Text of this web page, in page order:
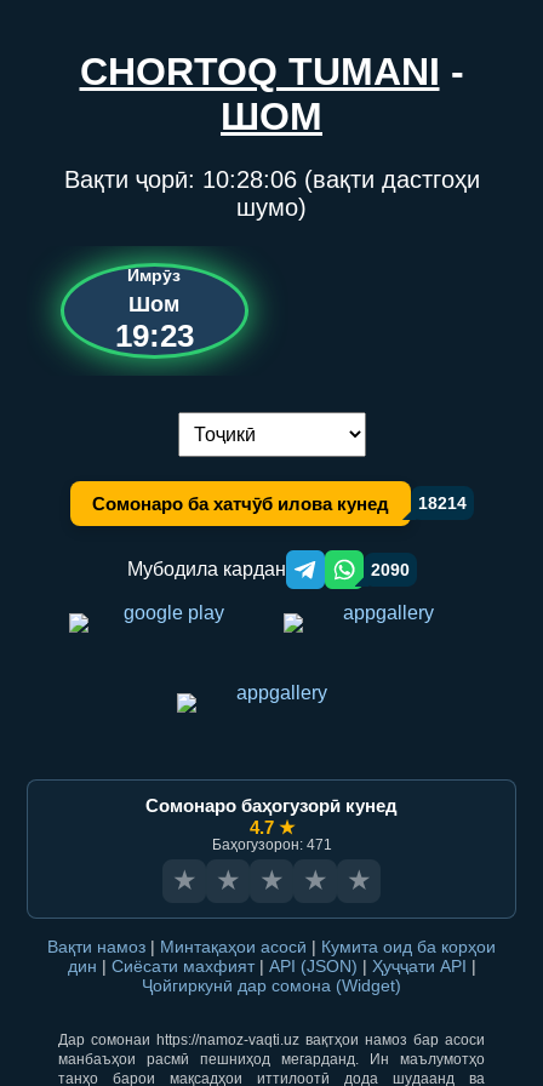
CHORTOQ TUMANI -
ШОМ
Вақти ҷорӣ: 10:28:06(вақти дастгоҳи
шумо)
Имрӯз
Шом
19:23
Иваз кардани забон:
Сомонаро ба хатчӯб илова кунед 18214
Мубодила кардан Telegram orqali ulashish
WhatsApp orqali ulashish
2090
Сомонаро баҳогузорӣ кунед
4.7 ★
Баҳогузорон: 471
★ ★ ★ ★ ★
Вақти намоз | Минтақаҳои асосӣ | Кумита оид ба корҳои
дин | Сиёсати махфият | API (JSON) | Ҳуҷҷати API |
Ҷойгиркунӣ дар сомона (Widget)
Дар сомонаи https://namoz-vaqti.uz вақтҳои намоз бар асоси
манбаъҳои расмӣ пешниҳод мегарданд. Ин маълумотҳо
танҳо барои мақсадҳои иттилоотӣ дода шудаанд ва